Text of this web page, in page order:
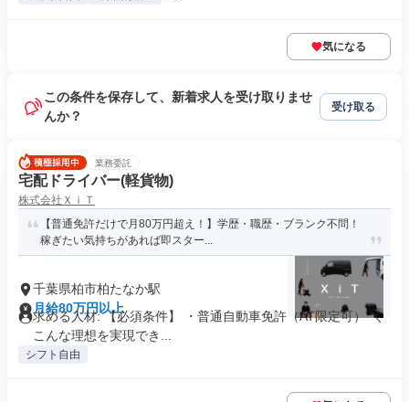
気になる
この条件を保存して、新着求人を受け取りませ
んか？
受け取る
業務委託
宅配ドライバー(軽貨物)
株式会社ＸｉＴ
【普通免許だけで月80万円超え！】学歴・職歴・ブランク不問！
稼ぎたい気持ちがあれば即スター...
千葉県柏市柏たなか駅
月給80万円以上
求める人材: 【必須条件】 ・普通自動車免許（AT限定可） ＼
こんな理想を実現でき...
シフト自由